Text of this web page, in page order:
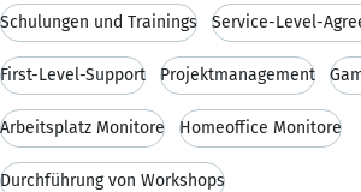
Schulungen und Trainings Service-Level-
First-Level-Support Projektmanagement
Arbeitsplatz Monitore Homeoffice Monitore
Durchführung von Workshops